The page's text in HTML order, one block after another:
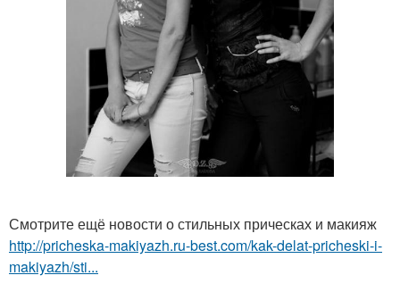
Смотрите ещё новости о стильных прическах и макияж
http://pricheska-makiyazh.ru-best.com/kak-delat-pricheski-i-
makiyazh/sti...